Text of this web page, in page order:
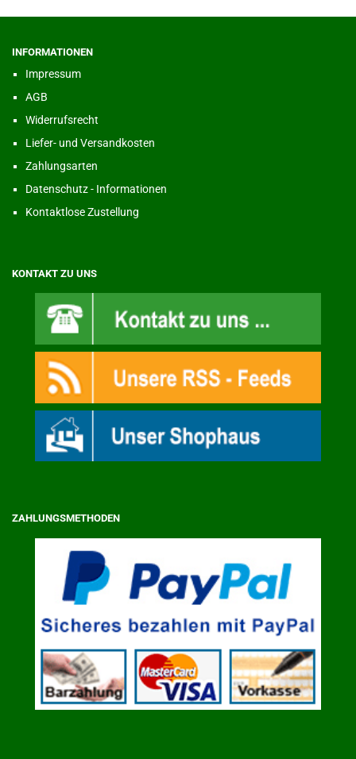
INFORMATIONEN
Impressum
AGB
Widerrufsrecht
Liefer- und Versandkosten
Zahlungsarten
Datenschutz - Informationen
Kontaktlose Zustellung
KONTAKT ZU UNS
ZAHLUNGSMETHODEN